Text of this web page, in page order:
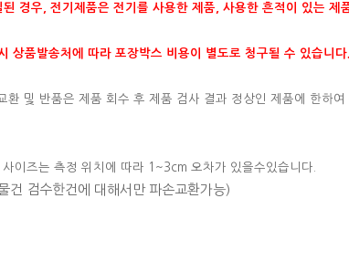
경우, 전기제품은 전기를 사용한 제품, 사용한 흔적이 있는
상품발송처에 따라 포장박스 비용이 별도로 청구될 수 있습니다
및 반품은 제품 회수 후 제품 검사 결과 정상인 제품에 한하
이즈는 측정 위치에 따라 1~3cm 오차가 있을수있습니다.
건 검수한건에 대해서만 파손교환가능)